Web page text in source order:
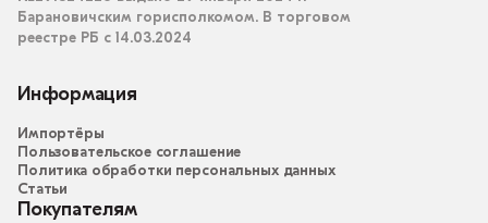
Барановичским горисполкомом. В торговом
реестре РБ с 14.03.2024
Информация
Импортёры
Пользовательское соглашение
Политика обработки персональных данных
Статьи
Покупателям